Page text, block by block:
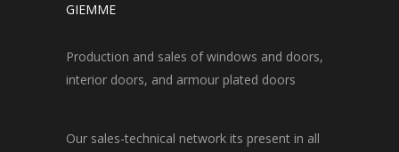
GIEMME
Production and sales of windows and doors,
interior doors, and armour plated doors
Our sales-technical network its present in all